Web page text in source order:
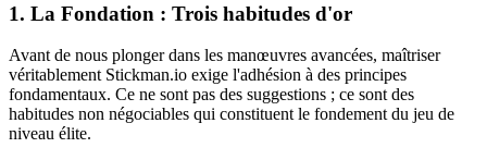
1. La Fondation : Trois habitudes d'or
Avant de nous plonger dans les manœuvres avancées, maîtriser
véritablement Stickman.io exige l'adhésion à des principes
fondamentaux. Ce ne sont pas des suggestions ; ce sont des
habitudes non négociables qui constituent le fondement du jeu de
niveau élite.